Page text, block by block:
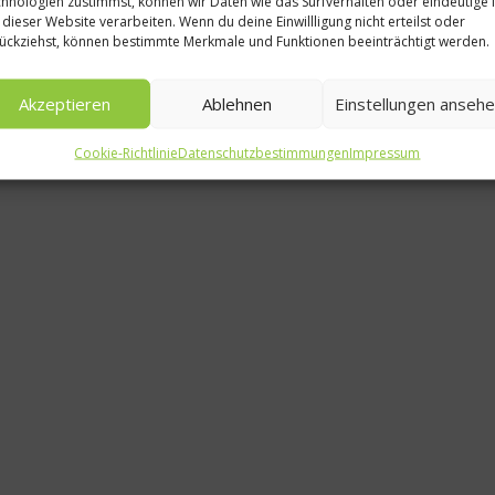
dieser Website verarbeiten. Wenn du deine Einwillligung nicht erteilst oder
können bestimmte Merkmale und Funktionen beeinträchtigt werden.
Akzeptieren Ablehnen Einstellungen
Cookie-RichtlinieDatenschutzbestimmungenImpressum